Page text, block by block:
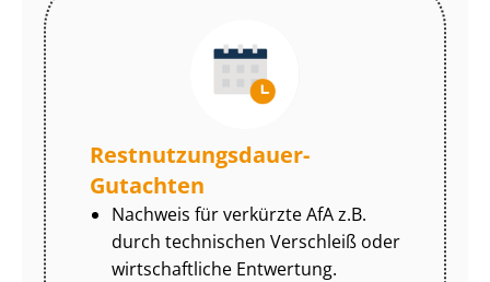
Rest­nut­zungs­dau­er-
Gutachten
Nachweis für verkürzte AfA z.B.
durch technischen Verschleiß oder
wirtschaftliche Entwertung.